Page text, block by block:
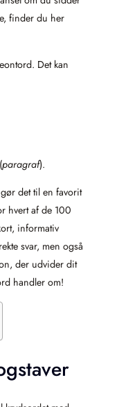
finder du her
Det kan
paragraf).
det til en favorit
hvert af de 100
informativ
svar, men også
der udvider dit
handler om!